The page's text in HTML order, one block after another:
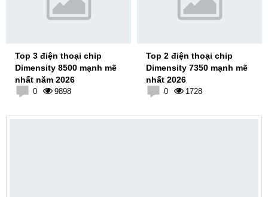
Top 3 điện thoại chip
Dimensity 8500 mạnh mẽ
nhất năm 2026
0 9898
Top 2 điện thoại chip
Dimensity 7350 mạnh mẽ
nhất 2026
0 1728